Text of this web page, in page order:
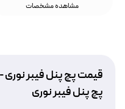
مشاهده مشخصات
قیمت پچ پنل فیبر
پچ پنل فیبر نوری